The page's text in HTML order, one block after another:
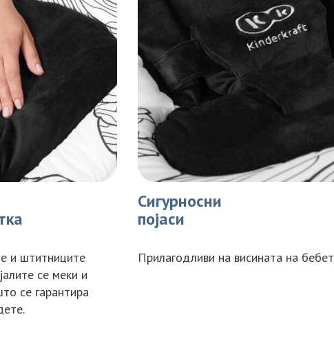
и штитниците
се меки и
се гарантира
Сигурносни
појаси
Прилагодливи на висината на